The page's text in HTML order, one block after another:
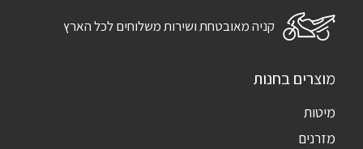
קניה מאובטחת ושירות משלוחים לכל הארץ
מוצרים בחנות
מיטות
מזרנים